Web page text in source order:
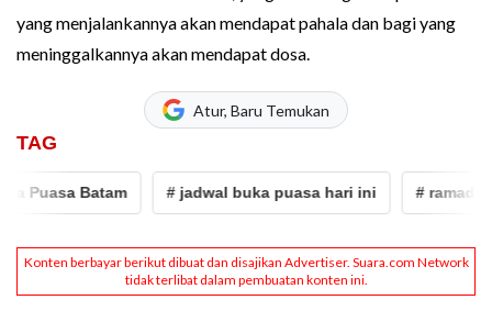
yang menjalankannya akan mendapat pahala dan bagi yang
meninggalkannya akan mendapat dosa.
Atur, Baru Temukan
TAG
Batam # jadwal buka puasa hari ini # ramadan